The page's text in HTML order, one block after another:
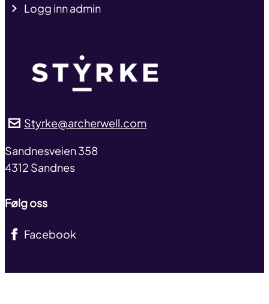
Logg inn admin
Styrke@archerwell.com
address
Sandnesveien 358
4312 Sandnes
Følg oss
Facebook